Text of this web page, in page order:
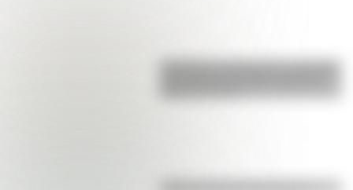
Inhibición conductual: la habilidad